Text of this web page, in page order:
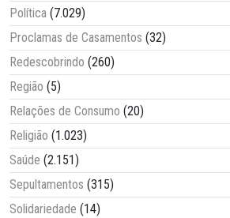
Política (7.029)
Proclamas de Casamentos (32)
Redescobrindo (260)
Região (5)
Relações de Consumo (20)
Religião (1.023)
Saúde (2.151)
Sepultamentos (315)
Solidariedade (14)